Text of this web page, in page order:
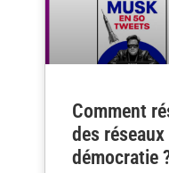
Comment
des
démocratie